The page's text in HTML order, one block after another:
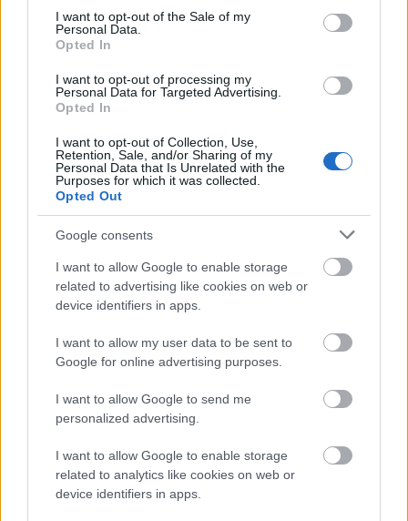
consent section.
I want to opt-out of the Sale of my
Personal Data.
Opted In
I want to opt-out of processing my
Personal Data for Targeted Advertising.
Opted In
I want to opt-out of Collection, Use,
Retention, Sale, and/or Sharing of my
Personal Data that Is Unrelated with the
Purposes for which it was collected.
Opted Out
Google consents
I want to allow Google to enable storage
related to advertising like cookies on web or
device identifiers in apps.
I want to allow my user data to be sent to
Google for online advertising purposes.
I want to allow Google to send me
personalized advertising.
I want to allow Google to enable storage
related to analytics like cookies on web or
device identifiers in apps.
Η Γιορτή Θράψαλου στην Αβυθο με γεύση και χορό